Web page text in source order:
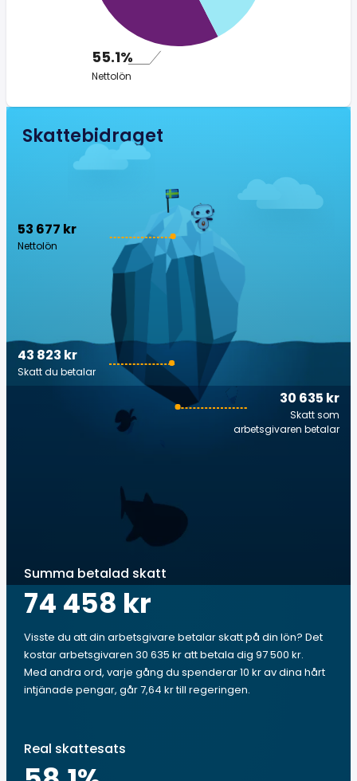
55.1%
Nettolön
Skattebidraget
53 677 kr
Nettolön
30 635 kr
Skatt som
arbetsgivaren betalar
43 823 kr
Skatt du betalar
Summa betalad skatt
74 458 kr
Visste du att din arbetsgivare betalar skatt på din lön? Det
kostar arbetsgivaren 30 635 kr att betala dig 97 500 kr.
Med andra ord, varje gång du spenderar 10 kr av dina hårt
intjänade pengar, går 7,64 kr till regeringen.
Real skattesats